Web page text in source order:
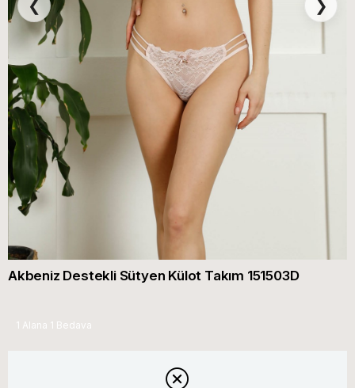
❮ ❯
Akbeniz Destekli Sütyen Külot Takım 151503D
1 Alana 1 Bedava